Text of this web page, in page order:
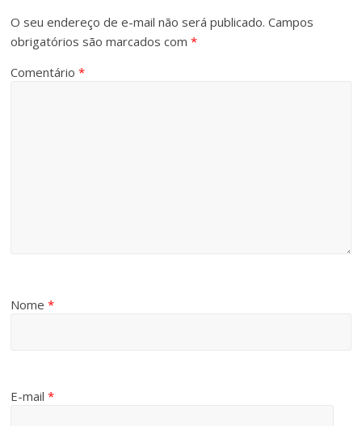
O seu endereço de e-mail não será publicado. Campos
obrigatórios são marcados com*
Comentário*
Nome*
E-mail*